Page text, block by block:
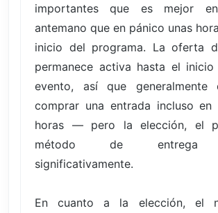
importantes que es mejor
antemano que en pánico unas
inicio del programa. La oferta
permanece activa hasta el
evento, así que generalmente
comprar una entrada incluso en
horas — pero la elección, el
método de entrega
significativamente.
En cuanto a la elección, el